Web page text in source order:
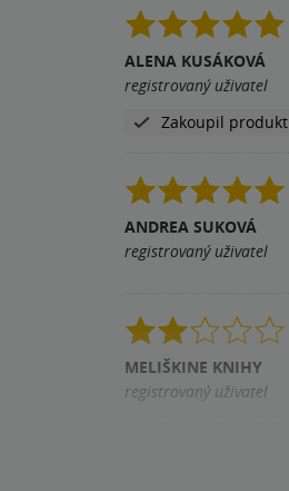
ALENA KUSÁKOVÁ
registrovaný uživatel
Zakoupil produkt
ANDREA SUKOVÁ
registrovaný uživatel
MELIŠKINE KNIHY
registrovaný uživatel